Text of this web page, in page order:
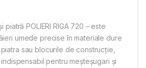
piatră POLIERI RIGA 720 – este
umede precise în materiale dure
sau blocurile de construcție,
pentru meșteșugari și